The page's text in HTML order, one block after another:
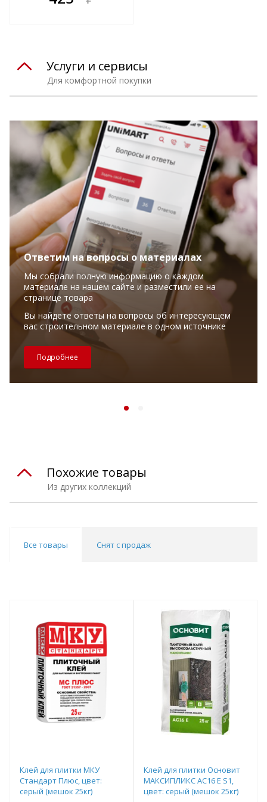
Для комфортной покупки
Услуги и сервисы
Ответим на вопросы о материалах
Мы собрали полную информацию о каждом
материале на нашем сайте и разместили ее на
странице товара
Вы найдете ответы на вопросы об интересующем
вас строительном материале в одном источнике
Подробнее
Из других коллекций
Похожие товары
Все товары Снят с продаж
Клей для плитки МКУ
Стандарт Плюс, цвет:
серый (мешок 25кг)
Клей для плитки Основит
МАКСИПЛИКС AC16 E S1,
цвет: серый (мешок 25кг)